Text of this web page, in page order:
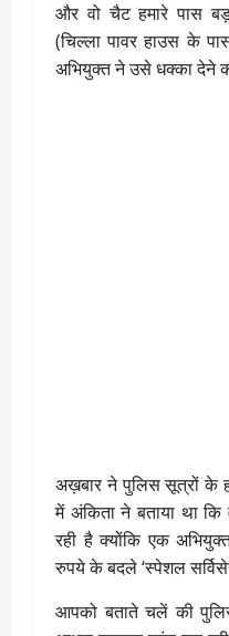
और वो चैट हमारे पास
(चिल्ला पावर हाउस के
अभियुक्त ने उसे धक्का देने
अख़बार ने पुलिस सूत्रों के
में अंकिता ने बताया था कि
रही है क्योंकि एक
रुपये के बदले ‘स्पेशल
आपको बताते चलें की